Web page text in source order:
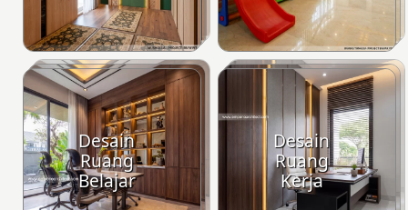
Desain
Ruang
Belajar
Desain
Ruang
Kerja